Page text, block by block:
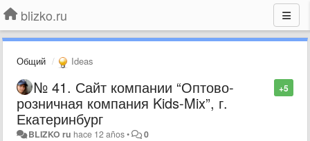
blizko.ru
Общий Ideas
+5
№ 41. Сайт компании “Оптово-
розничная компания Kids-Mix”, г.
Екатеринбург
BLIZKO ru hace 12 años• 0